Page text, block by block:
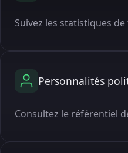
Suivez les statistiques
Personnalités
Consultez le référentiel